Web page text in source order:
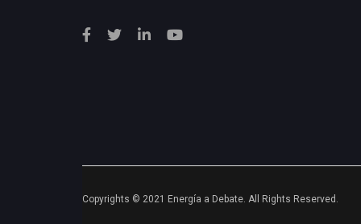
Copyrights © 2021 Energía a Debate. All Rights Reserved.